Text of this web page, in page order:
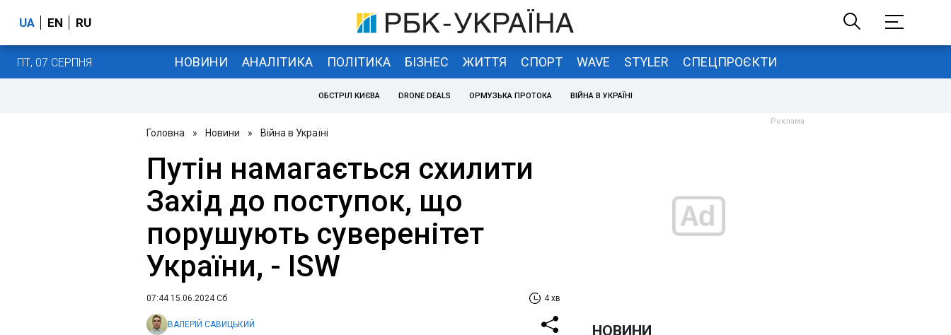
UA EN RU
ПТ, 07 СЕРПНЯ НОВИНИ АНАЛІТИКА ПОЛІТИКА БІЗНЕС ЖИТТЯ СПОРТ WAVE STYLER СПЕЦПРОЄКТИ
ОБСТРІЛ КИЄВА DRONE DEALS ОРМУЗЬКА ПРОТОКА ВІЙНА В УКРАЇНІ
Головна » Новини » Війна в Україні
Путін намагається схилити
Захід до поступок, що
порушують суверенітет
України, - ISW
07:44 15.06.2024 Сб 4 хв
ВАЛЕРІЙ САВИЦЬКИЙ НОВИНИ